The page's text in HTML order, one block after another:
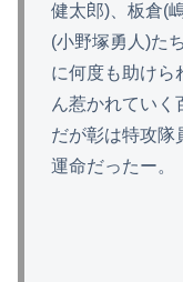
健太郎)、板倉(
(小野塚勇人)た
に何度も助けら
ん惹かれていく
だが彰は特攻隊
運命だったー。